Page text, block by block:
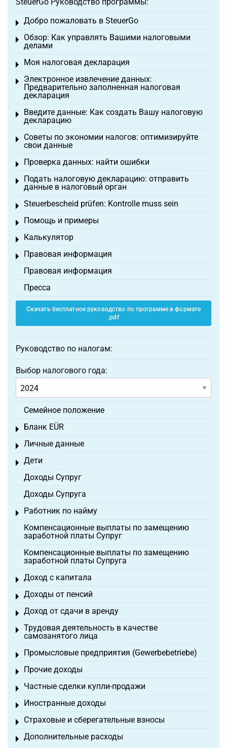
Добро пожаловать в SteuerGo
Toggle menu
Обзор: Как управлять Вашими налоговыми
делами
Toggle menu
Моя налоговая декларация
Toggle menu
Электронное извлечение данных:
Предварительно заполненная налоговая
декларация
Toggle menu
Введите данные: Как создать Вашу налоговую
декларацию
Toggle menu
Советы по экономии налогов: оптимизируйте
свои данные
Toggle menu
Проверка данных: найти ошибки
Toggle menu
Подать налоговую декларацию: отправить
данные в налоговый орган
Toggle menu
Steuerbescheid prüfen: Kontrolle muss sein
Toggle menu
Помощь и примеры
Toggle menu
Калькулятор
Toggle menu
Правовая информация
Toggle menu
Правовая информация
Пресса
Скачать бесплатное руководство по программе в формате
.pdf
Руководство по налогам:
Выбор налогового года:
Семейное положение
Бланк EÜR
Toggle menu
Личные данные
Toggle menu
Дети
Toggle menu
Доходы Супруг
Доходы Супруга
Работник по найму
Toggle menu
Компенсационные выплаты по замещению
заработной платы Супруг
Компенсационные выплаты по замещению
заработной платы Супруга
Доход с капитала
Toggle menu
Доходы от пенсий
Toggle menu
Доход от сдачи в аренду
Toggle menu
Трудовая деятельность в качестве
самозанятого лица
Toggle menu
Промысловые предприятия (Gewerbebetriebe)
Toggle menu
Прочие доходы
Toggle menu
Частные сделки купли-продажи
Toggle menu
Иностранные доходы
Toggle menu
Страховые и сберегательные взносы
Toggle menu
Дополнительные расходы
Toggle menu